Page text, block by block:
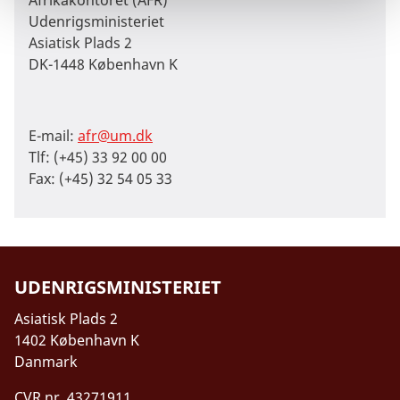
Udenrigsministeriet
Asiatisk Plads 2
DK-1448 København K
E-mail: afr@um.dk
Tlf: (+45) 33 92 00 00
Fax: (+45) 32 54 05 33
UDENRIGSMINISTERIET
Asiatisk Plads 2
1402 København K
Danmark